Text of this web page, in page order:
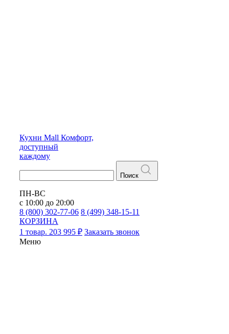
Кухни Mall Комфорт,
доступный
каждому
Поиск
ПН-ВС
с 10:00 до 20:00
8 (800) 302-77-06 8 (499) 348-15-11
КОРЗИНА
1 товар. 203 995 ₽ Заказать звонок
Меню